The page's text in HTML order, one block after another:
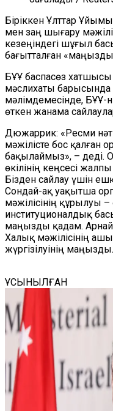
Біріккен Ұлттар
мен заң шығару
кезеңіндегі шұғыл
бағытталған
БҰҰ баспасөз
мәслихаты барысында
мәлімдемесінде, БҰҰ-
өткен жанама
Дюжаррик: «Ресми
мәжілісте бос қалған
бақылаймыз», – деді.
өкілінің кеңсесі
Бізден сайлау үшін
Сондай-ақ уақытша
мәжілісінің құрылуы
институционалдық
маңызды қадам. А
Халық мәжілісінің
жүргізілуінің
ҰСЫНЫЛҒАН